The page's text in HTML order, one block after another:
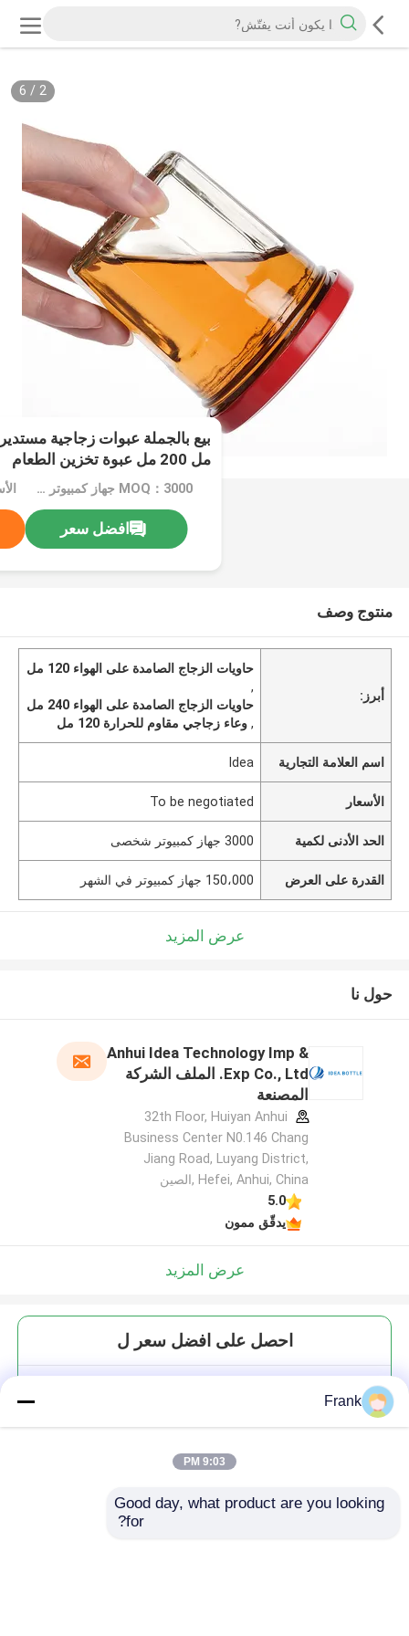
2
/
6
مل 200 مل عبوة تخزين الطعام
MOQ：3000 جهاز كمبيوتر شخصى
افضل سعر
منتوج وصف
أبرز:
حاويات الزجاج الصامدة على الهواء 120 مل
,
حاويات الزجاج الصامدة على الهواء 240 مل
,وعاء زجاجي مقاوم للحرارة 120 مل
اسم العلامة التجارية Idea
الأسعار To be negotiated
الحد الأدنى لكمية 3000 جهاز كمبيوتر شخصى
القدرة على العرض 150،000 جهاز كمبيوتر في الشهر
عرض المزيد
حول نا
Anhui Idea Technology Imp &
Exp Co., Ltd. الملف الشركة
المصنعة
32th Floor, Huiyan Anhui
Business Center N0.146 Chang
Jiang Road, Luyang District,
Hefei, Anhui, China ,الصين
5.0
يدقّق ممون
عرض المزيد
احصل على افضل سعر ل
Frank
9:03 PM
Good day, what product are you looking
for?